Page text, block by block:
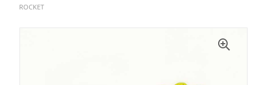
ROCKET